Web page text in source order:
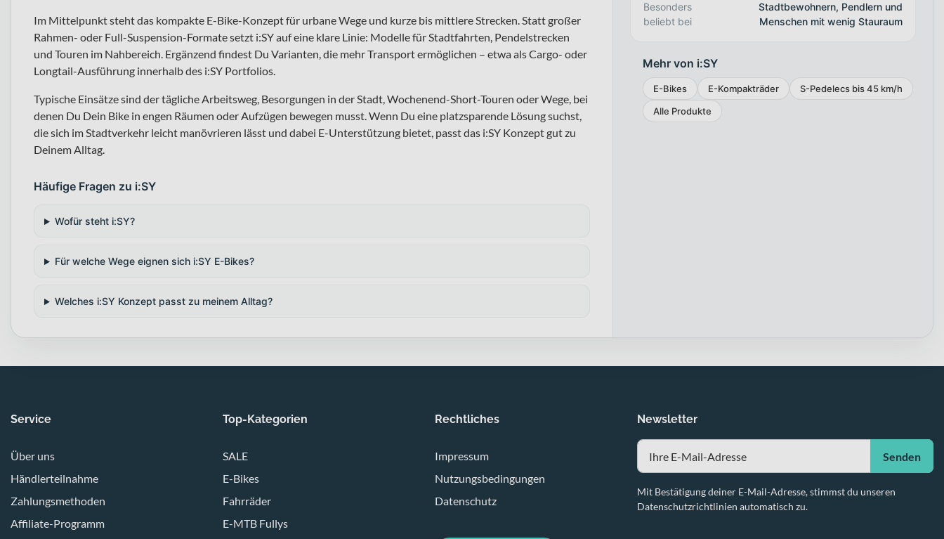
Im Mittelpunkt steht das kompakte E-Bike-Konzept für urbane Wege und kurze bis mittlere Strecken. Statt großer
Rahmen- oder Full-Suspension-Formate setzt i:SY auf eine klare Linie: Modelle für Stadtfahrten, Pendelstrecken
und Touren im Nahbereich. Ergänzend findest Du Varianten, die mehr Transport ermöglichen – etwa als Cargo- oder
Longtail-Ausführung innerhalb des i:SY Portfolios.
Typische Einsätze sind der tägliche Arbeitsweg, Besorgungen in der Stadt, Wochenend-Short-Touren oder Wege, bei
denen Du Dein Bike in engen Räumen oder Aufzügen bewegen musst. Wenn Du eine platzsparende Lösung suchst,
die sich im Stadtverkehr leicht manövrieren lässt und dabei E-Unterstützung bietet, passt das i:SY Konzept gut zu
Deinem Alltag.
Häufige Fragen zu i:SY
Wofür steht i:SY?
Für welche Wege eignen sich i:SY E-Bikes?
Welches i:SY Konzept passt zu meinem Alltag?
Besonders
beliebt bei
Stadtbewohnern, Pendlern und
Menschen mit wenig Stauraum
Mehr von i:SY
E-Bikes E-Kompakträder
S-Pedelecs bis 45 km/h
Alle Produkte
Service
Über uns
Händlerteilnahme
Zahlungsmethoden
Affiliate-Programm
Top-Kategorien
SALE
E-Bikes
Fahrräder
E-MTB Fullys
Rechtliches
Impressum
Nutzungsbedingungen
Datenschutz
Newsletter
Senden
Mit Bestätigung deiner E-Mail-Adresse, stimmst du unseren
Datenschutzrichtlinien automatisch zu.